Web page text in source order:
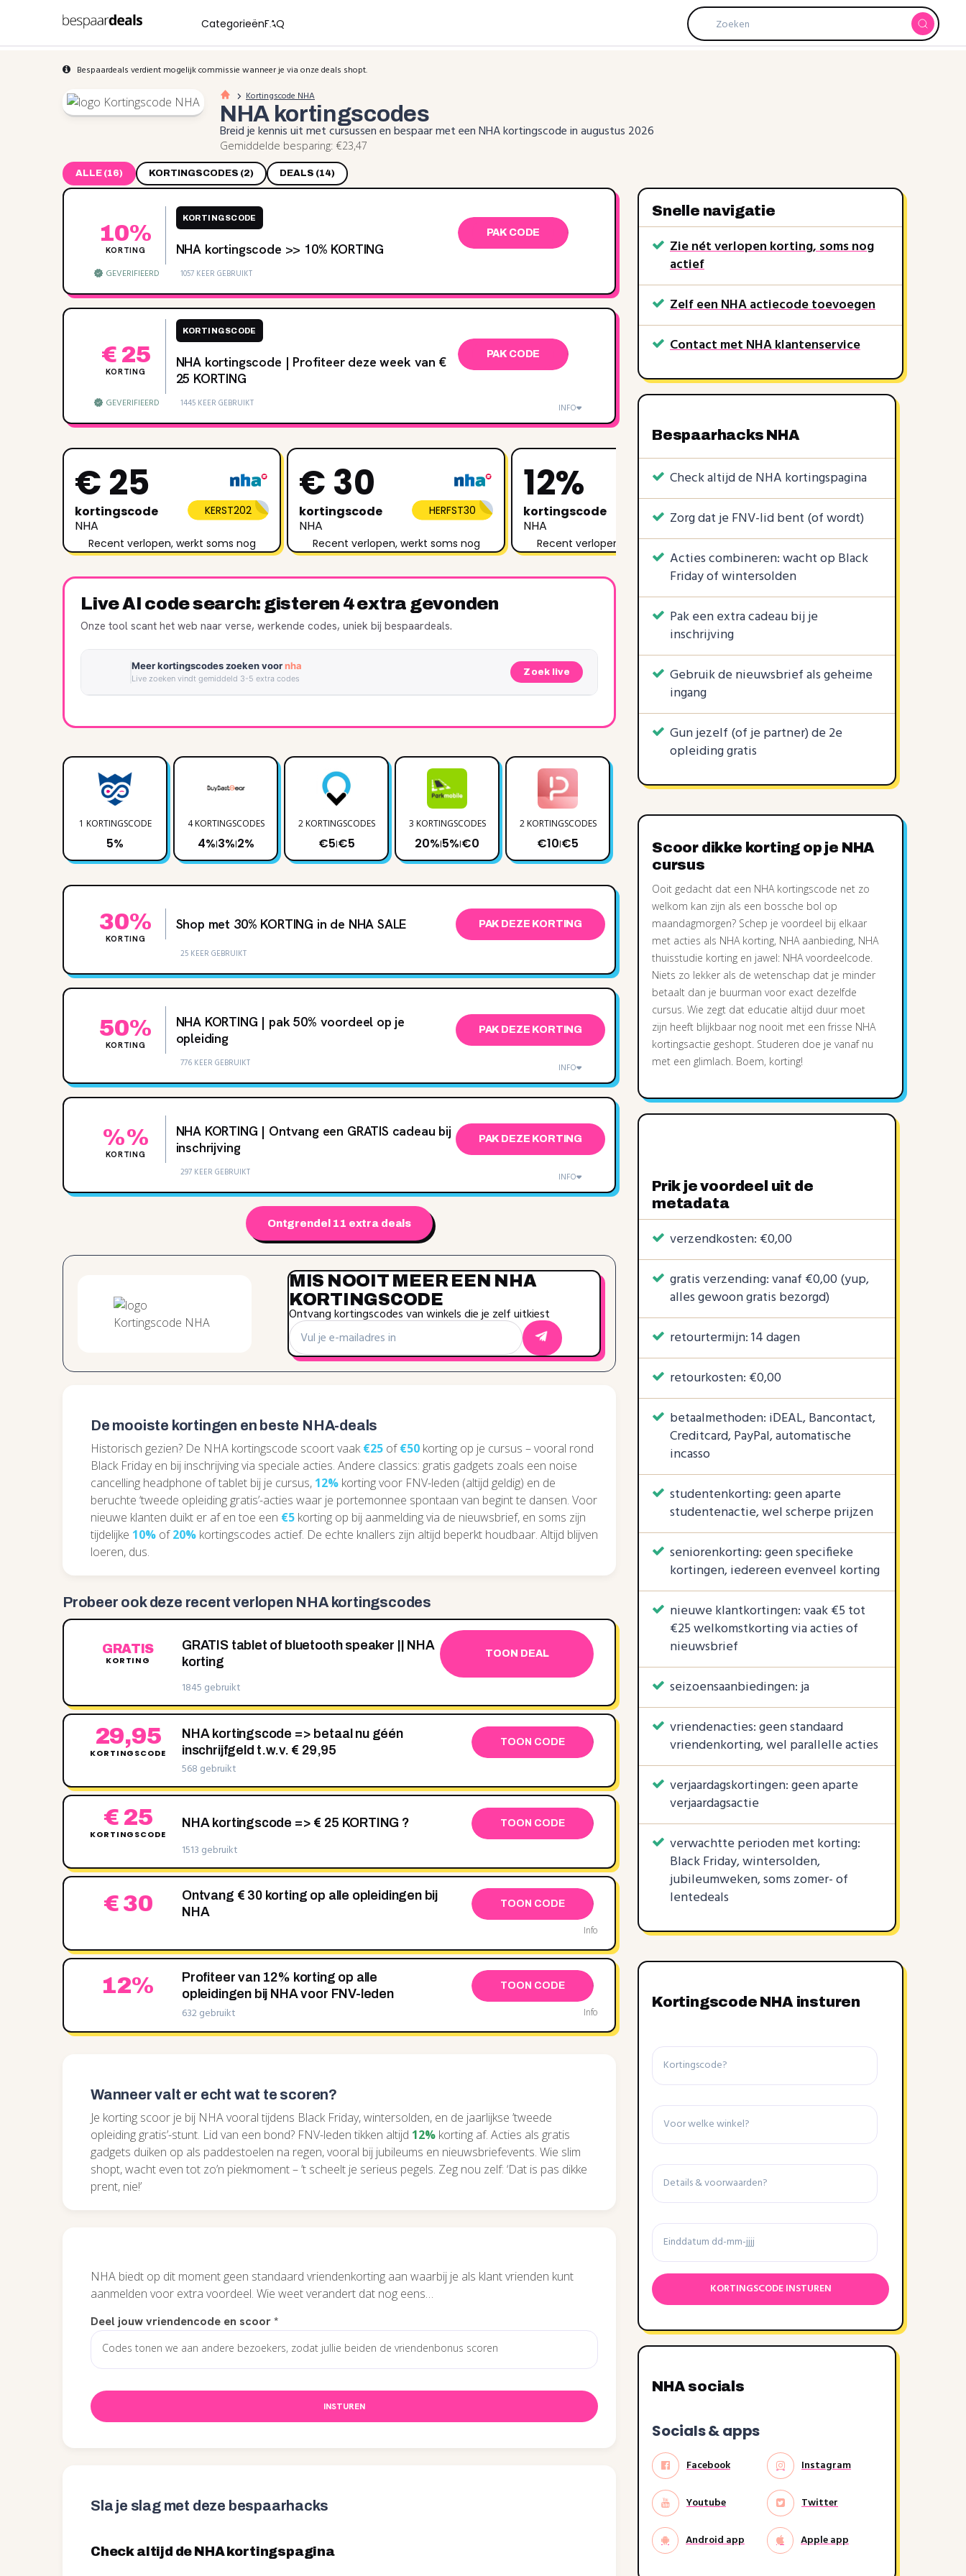
CategorieënFAQ
Bespaardeals verdient mogelijk commissie wanneer je via onze deals shopt.
Kortingscode NHA
NHA kortingscodes
Breid je kennis uit met cursussen en bespaar met een NHA kortingscode in augustus 2026
Gemiddelde besparing: €23,47
ALLE (16) KORTINGSCODES (2) DEALS (14)
10%
KORTING
KORTINGSCODE
NHA kortingscode >> 10‌% KORTING
PAK CODE
GEVERIFIEERD 1057 KEER GEBRUIKT
€ 25
KORTING
KORTINGSCODE
NHA kortingscode | Profiteer deze week van €
25 KORTING
PAK CODE
GEVERIFIEERD 1445 KEER GEBRUIKT INFO
€ 25
kortingscode
NHA
KERST202
Recent verlopen, werkt soms nog
€ 30
kortingscode
NHA
HERFST30
Recent verlopen, werkt soms nog
12%
kortingscode
NHA
12%NHA4F
Recent verlopen, werkt soms nog
€ 25
kortingscode
NHA
Recent verlopen, werkt soms nog
Live AI code search: gisteren 4 extra gevonden
Onze tool scant het web naar verse, werkende codes, uniek bij bespaardeals.
Meer kortingscodes zoeken voornha
Live zoeken vindt gemiddeld 3-5 extra codes
Zoek live
1 KORTINGSCODE
5%
4 KORTINGSCODES
4%|3%|2%
2 KORTINGSCODES
€5|€5
3 KORTINGSCODES
20%|5%|€0
2 KORTINGSCODES
€10|€5
4 KORTINGSCODES
3%|3%|3% €0,99|€2,99|€0
1 KORTINGSCODE
30%
KORTING
Shop met 30‌% KORTING in de NHA SALE PAK DEZE KORTING
25 KEER GEBRUIKT
50%
KORTING
NHA KORTING | pak 50% voordeel op je
opleiding
PAK DEZE KORTING
776 KEER GEBRUIKT INFO
%%
KORTING
NHA KORTING | Ontvang een GRATIS cadeau bij
inschrijving
PAK DEZE KORTING
297 KEER GEBRUIKT INFO
Ontgrendel 11 extra deals
MIS NOOIT MEER EEN NHA
KORTINGSCODE
Ontvang kortingscodes van winkels die je zelf uitkiest
De mooiste kortingen en beste NHA-deals
Historisch gezien? De NHA kortingscode scoort vaak€25 of€50 korting op je cursus – vooral rond
Black Friday en bij inschrijving via speciale acties. Andere classics: gratis gadgets zoals een noise
cancelling headphone of tablet bij je cursus, 12% korting voor FNV-leden (altijd geldig) en de
beruchte ‘tweede opleiding gratis’-acties waar je portemonnee spontaan van begint te dansen. Voor
nieuwe klanten duikt er af en toe een €5 korting op bij aanmelding via de nieuwsbrief, en soms zijn
tijdelijke 10% of20% kortingscodes actief. De echte knallers zijn altijd beperkt houdbaar. Altijd blijven
loeren, dus.
Probeer ook deze recentverlopen NHA kortingscodes
GRATIS
KORTING
GRATIS tablet of bluetooth speaker || NHA
korting
TOON DEAL
1845 gebruikt
29,95
KORTINGSCODE
NHA kortingscode => betaal nu géén
inschrijfgeld t.w.v. € 29,95
TOON CODE
568 gebruikt
€ 25
KORTINGSCODE
NHA kortingscode => € 25 KORTING ? TOON CODE
1513 gebruikt
€ 30
Ontvang € 30 korting op alle opleidingen bij
NHA
TOON CODE
Info
12%
Profiteer van 12% korting op alle
opleidingen bij NHA voor FNV-leden
TOON CODE
632 gebruikt Info
Wanneer valt er echt wat te scoren?
Je korting scoor je bij NHA vooral tijdens Black Friday, wintersolden, en de jaarlijkse ’tweede
opleiding gratis’-stunt. Lid van een bond? FNV-leden tikken altijd 12% korting af. Acties als gratis
gadgets duiken op als paddestoelen na regen, vooral bij jubileums en nieuwsbriefevents. Wie slim
shopt, wacht even tot zo’n piekmoment – ’t scheelt je serieus pegels. Zeg nou zelf: ‘Dat is pas dikke
prent, nie!’
NHA biedt op dit moment geen standaard vriendenkorting aan waarbij je als klant vrienden kunt
aanmelden voor extra voordeel. Wie weet verandert dat nog eens…
Deel jouw vriendencode en scoor*
INSTUREN
Sla je slag met deze bespaarhacks
Check altijd de NHA kortingspagina
Snelle navigatie
Zie nét verlopen korting, soms nog
actief
Zelf een NHA actiecode toevoegen
Contact met NHA klantenservice
Bespaarhacks NHA
Check altijd de NHA kortingspagina
Zorg dat je FNV-lid bent (of wordt)
Acties combineren: wacht op Black
Friday of wintersolden
Pak een extra cadeau bij je
inschrijving
Gebruik de nieuwsbrief als geheime
ingang
Gun jezelf (of je partner) de 2e
opleiding gratis
Scoor dikke korting op je NHA
cursus
Ooit gedacht dat een NHA kortingscode net zo
welkom kan zijn als een bossche bol op
maandagmorgen? Schep je voordeel bij elkaar
met acties als NHA korting, NHA aanbieding, NHA
thuisstudie korting en jawel: NHA voordeelcode.
Niets zo lekker als de wetenschap dat je minder
betaalt dan je buurman voor exact dezelfde
cursus. Wie zegt dat educatie altijd duur moet
zijn heeft blijkbaar nog nooit met een frisse NHA
kortingsactie geshopt. Studeren doe je vanaf nu
met een glimlach. Boem, korting!
Prik je voordeel uit de
metadata
verzendkosten: €0,00
gratis verzending: vanaf €0,00 (yup,
alles gewoon gratis bezorgd)
retourtermijn: 14 dagen
retourkosten: €0,00
betaalmethoden: iDEAL, Bancontact,
Creditcard, PayPal, automatische
incasso
studentenkorting: geen aparte
studentenactie, wel scherpe prijzen
seniorenkorting: geen specifieke
kortingen, iedereen evenveel korting
nieuwe klantkortingen: vaak €5 tot
€25 welkomstkorting via acties of
nieuwsbrief
seizoensaanbiedingen: ja
vriendenacties: geen standaard
vriendenkorting, wel parallelle acties
verjaardagskortingen: geen aparte
verjaardagsactie
verwachtte perioden met korting:
Black Friday, wintersolden,
jubileumweken, soms zomer- of
lentedeals
Kortingscode NHA insturen
Kortingscode
Winkel
Details
voorwaarden
Einddatum
NHA socials
Socials & apps
Facebook Instagram
Youtube Twitter
Android app Apple app